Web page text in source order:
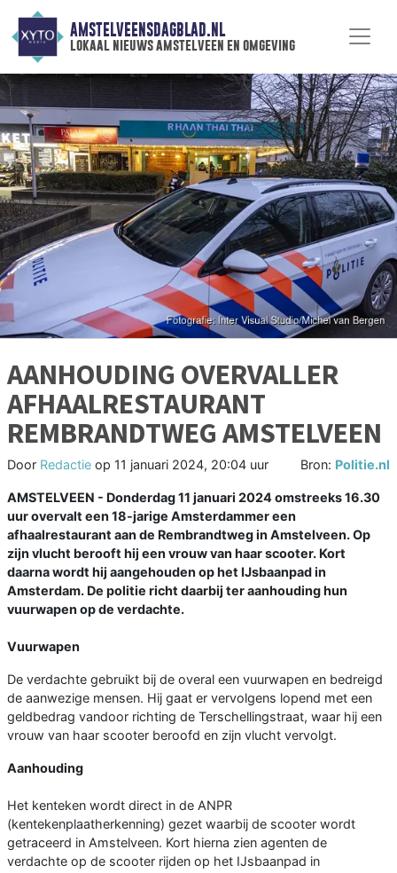
AMSTELVEENSDAGBLAD.NL
lokaal nieuws amstelveen en omgeving
AANHOUDING OVERVALLER
AFHAALRESTAURANT
REMBRANDTWEG AMSTELVEEN
Door Redactie op 11 januari 2024, 20:04 uur Bron: Politie.nl
AMSTELVEEN - Donderdag 11 januari 2024 omstreeks 16.30
uur overvalt een 18-jarige Amsterdammer een
afhaalrestaurant aan de Rembrandtweg in Amstelveen. Op
zijn vlucht berooft hij een vrouw van haar scooter. Kort
daarna wordt hij aangehouden op het IJsbaanpad in
Amsterdam. De politie richt daarbij ter aanhouding hun
vuurwapen op de verdachte.
Vuurwapen
De verdachte gebruikt bij de overal een vuurwapen en bedreigd
de aanwezige mensen. Hij gaat er vervolgens lopend met een
geldbedrag vandoor richting de Terschellingstraat, waar hij een
vrouw van haar scooter beroofd en zijn vlucht vervolgt.
Aanhouding
Het kenteken wordt direct in de ANPR
(kentekenplaatherkenning) gezet waarbij de scooter wordt
getraceerd in Amstelveen. Kort hierna zien agenten de
verdachte op de scooter rijden op het IJsbaanpad in